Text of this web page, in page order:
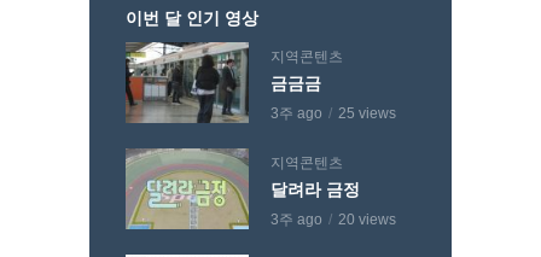
이번 달 인기 영상
지역콘텐츠
금금금
3주 ago 25 views
지역콘텐츠
달려라 금정
3주 ago 20 views